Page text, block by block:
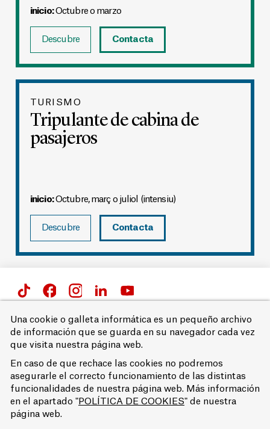
inicio:Octubre o marzo
Descubre Contacta
TURISMO
Tripulante de cabina de
pasajeros
inicio:Octubre, març o juliol (intensiu)
Descubre Contacta
Passeig de Gràcia 66 i 71,
08007 Barcelona
T. 93 215 68 00
Aviso legal
Accessibilidad
Política de privacidad
Política de cookies
© EUFB
Una cookie o galleta informática es un pequeño archivo
de información que se guarda en su navegador cada vez
que visita nuestra página web.
En caso de que rechace las cookies no podremos
asegurarle el correcto funcionamiento de las distintas
funcionalidades de nuestra página web. Más información
en el apartado " POLÍTICA DE COOKIES" de nuestra
página web.